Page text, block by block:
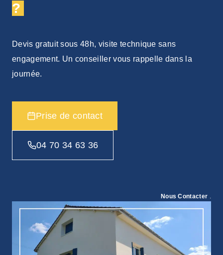
?
Devis gratuit sous 48h, visite technique sans
engagement. Un conseiller vous rappelle dans la
journée.
Prise de contact
04 70 34 63 36
Nous Contacter .